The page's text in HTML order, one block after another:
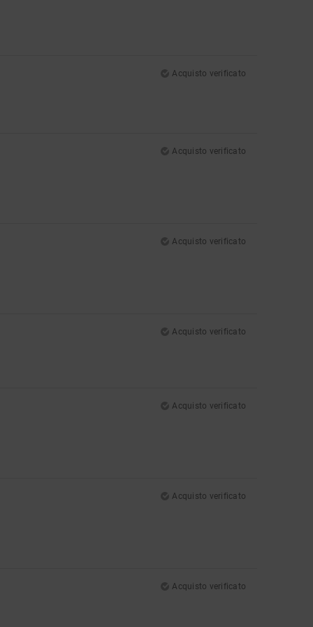
Acquisto verificato
Acquisto verificato
Acquisto verificato
Acquisto verificato
Acquisto verificato
Acquisto verificato
Acquisto verificato